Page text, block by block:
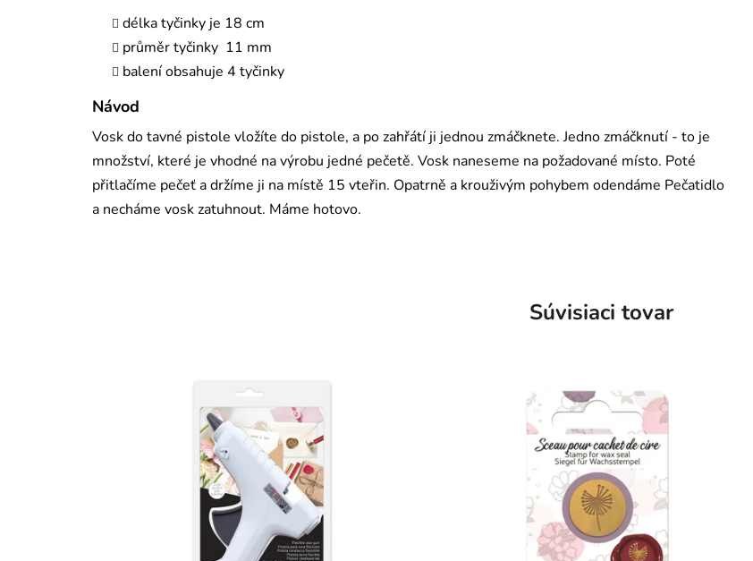
délka tyčinky je 18 cm
průměr tyčinky 11 mm
balení obsahuje 4 tyčinky
Návod
Vosk do tavné pistole vložíte do pistole, a po zahřátí ji jednou zmáčknete. Jedno zmáčknutí - to je
množství, které je vhodné na výrobu jedné pečetě. Vosk naneseme na požadované místo. Poté
přitlačíme pečeť a držíme ji na místě 15 vteřin. Opatrně a krouživým pohybem odendáme Pečatidlo
a necháme vosk zatuhnout. Máme hotovo.
Súvisiaci tovar